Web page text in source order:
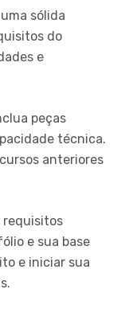
sólida
do
e
peças
técnica.
anteriores
requisitos
e sua base
e iniciar sua